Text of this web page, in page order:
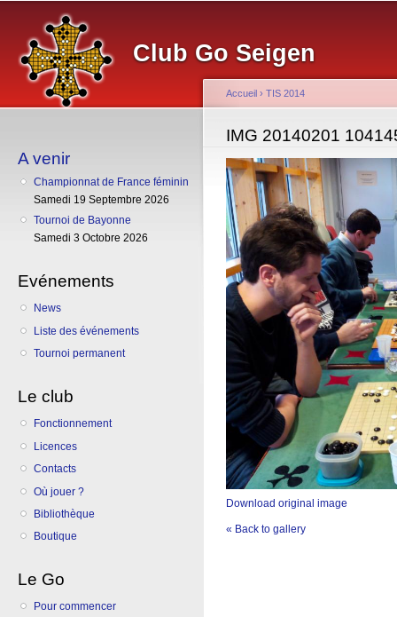
Club Go Seigen
A venir
Championnat de France féminin
Samedi 19 Septembre 2026
Tournoi de Bayonne
Samedi 3 Octobre 2026
Evénements
News
Liste des événements
Tournoi permanent
Le club
Fonctionnement
Licences
Contacts
Où jouer ?
Bibliothèque
Boutique
Le Go
Pour commencer
Vous êtes ici
Accueil › TIS 2014
IMG 20140201
Download original image
« Back to gallery